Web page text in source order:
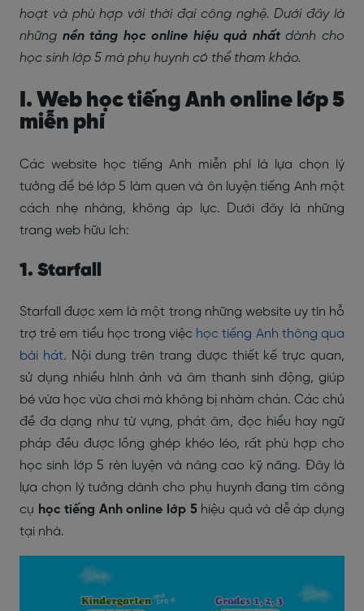
hoạt và phù hợp với thời đại công nghệ. Dưới đây là
những nền tảng học online hiệu quả nhấtdành cho
học sinh lớp 5 mà phụ huynh có thể tham khảo.
I. Web học tiếng Anh online lớp 5
miễn phí
Các website học tiếng Anh miễn phí là lựa chọn lý
tưởng để bé lớp 5 làm quen và ôn luyện tiếng Anh một
cách nhẹ nhàng, không áp lực. Dưới đây là những
trang web hữu ích:
1. Starfall
Starfall được xem là một trong những website uy tín hỗ
trợ trẻ em tiểu học trong việc học tiếng Anh thông qua
bài hát. Nội dung trên trang được thiết kế trực quan,
sử dụng nhiều hình ảnh và âm thanh sinh động, giúp
bé vừa học vừa chơi mà không bị nhàm chán. Các chủ
đề đa dạng như từ vựng, phát âm, đọc hiểu hay ngữ
pháp đều được lồng ghép khéo léo, rất phù hợp cho
học sinh lớp 5 rèn luyện và nâng cao kỹ năng. Đây là
lựa chọn lý tưởng dành cho phụ huynh đang tìm công
cụ học tiếng Anh online lớp 5hiệu quả và dễ áp dụng
tại nhà.